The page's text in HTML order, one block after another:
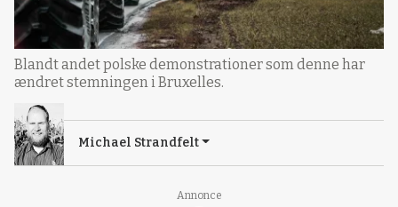
Annonce
Blandt andet polske demonstrationer som denne har
ændret stemningen i Bruxelles.
Michael Strandfelt